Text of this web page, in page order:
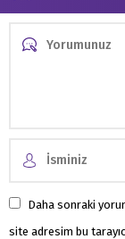
Daha sonraki
site adresim bu